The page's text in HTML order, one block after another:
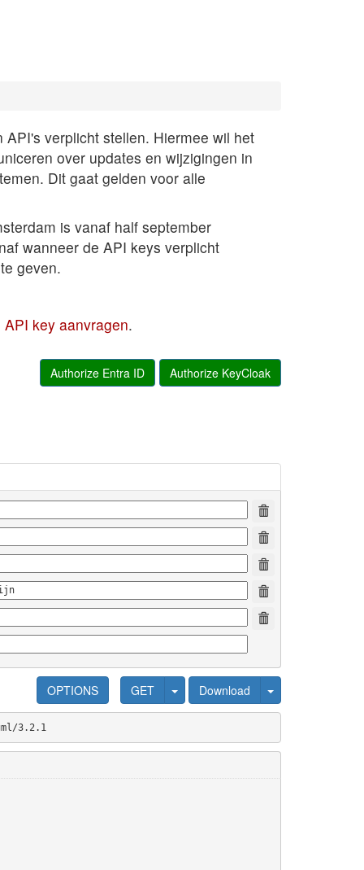
verplicht stellen. Hiermee wil het
over updates en wijzigingen in
Dit gaat gelden voor alle
is vanaf half september
wanneer de API keys verplicht
geven.
key aanvragen.
Authorize KeyCloak
Authorize Entra ID
GET Download
OPTIONS
3.2.1